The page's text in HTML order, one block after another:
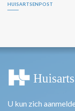
HUISARTSENPOST
U kun zich